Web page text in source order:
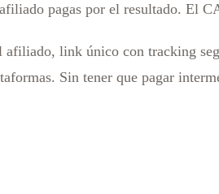
pagas por el resultado. El
link único con tracking
Sin tener que pagar